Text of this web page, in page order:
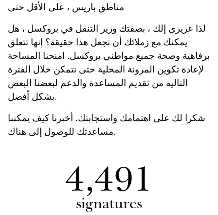
مناطق باريس ، على الأقل حتى
لذا عزيزي إلك ، بصفتك وزير التنقل في بروكسل ، هل
يمكنك مع زملائك أن تجعل هذا حقيقة؟ إنها تتعلق
برفاهية وصحة جميع مواطني بروكسل. امنحنا المساحة
لإعادة تكوين المرونة المحلية حتى نتمكن خلال الفترة
التالية من تقديم المساعدة والدعم لبعضنا البعض
بشكل أفضل.
شكرا لك على اهتمامك واستجابتك. أخبرنا كيف يمكننا
مساعدتك للوصول إلى هناك.
4,491
signatures